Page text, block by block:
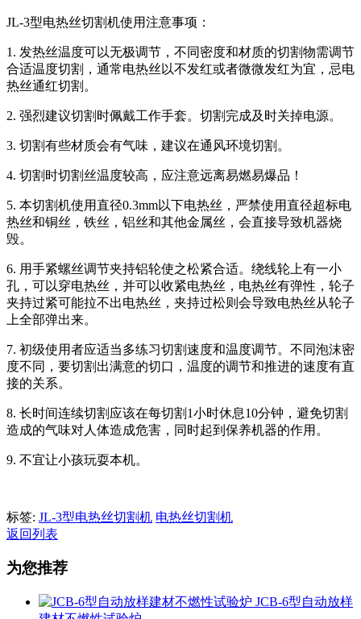
JL-3型电热丝切割机使用注意事项：
1. 发热丝温度可以无极调节，不同密度和材质的切割物需调节
合适温度切割，通常电热丝以不发红或者微微发红为宜，忌电
热丝通红切割。
2. 强烈建议切割时佩戴工作手套。切割完成及时关掉电源。
3. 切割有些材质会有气味，建议在通风环境切割。
4. 切割时切割丝温度较高，应注意远离易燃易爆品！
5. 本切割机使用直径0.3mm以下电热丝，严禁使用直径超标电
热丝和铜丝，铁丝，铝丝和其他金属丝，会直接导致机器烧
毁。
6. 用手紧螺丝调节夹持铝轮使之松紧合适。绕线轮上有一小
孔，可以穿电热丝，并可以收紧电热丝，电热丝有弹性，轮子
夹持过紧可能拉不出电热丝，夹持过松则会导致电热丝从轮子
上全部弹出来。
7. 初级使用者应适当多练习切割速度和温度调节。不同泡沫密
度不同，要切割出满意的切口，温度的调节和推进的速度有直
接的关系。
8. 长时间连续切割应该在每切割1小时休息10分钟，避免切割
造成的气味对人体造成危害，同时起到保养机器的作用。
9. 不宜让小孩玩耍本机。
标签: JL-3型电热丝切割机 电热丝切割机
返回列表
为您推荐
JCB-6型自动放样